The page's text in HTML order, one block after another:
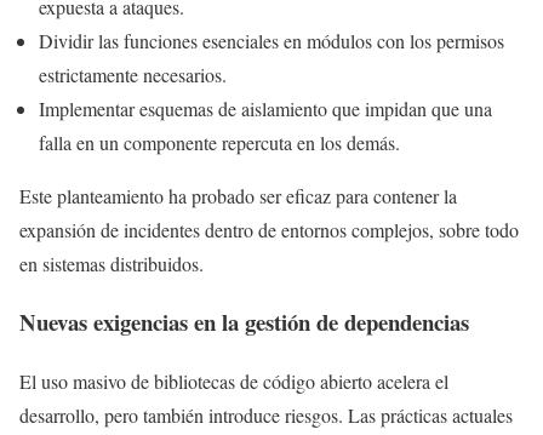
expuesta a ataques.
Dividir las funciones esenciales en módulos con los permisos
estrictamente necesarios.
Implementar esquemas de aislamiento que impidan que una
falla en un componente repercuta en los demás.
Este planteamiento ha probado ser eficaz para contener la
expansión de incidentes dentro de entornos complejos, sobre todo
en sistemas distribuidos.
Nuevas exigencias en la gestión de dependencias
El uso masivo de bibliotecas de código abierto acelera el
desarrollo, pero también introduce riesgos. Las prácticas actuales